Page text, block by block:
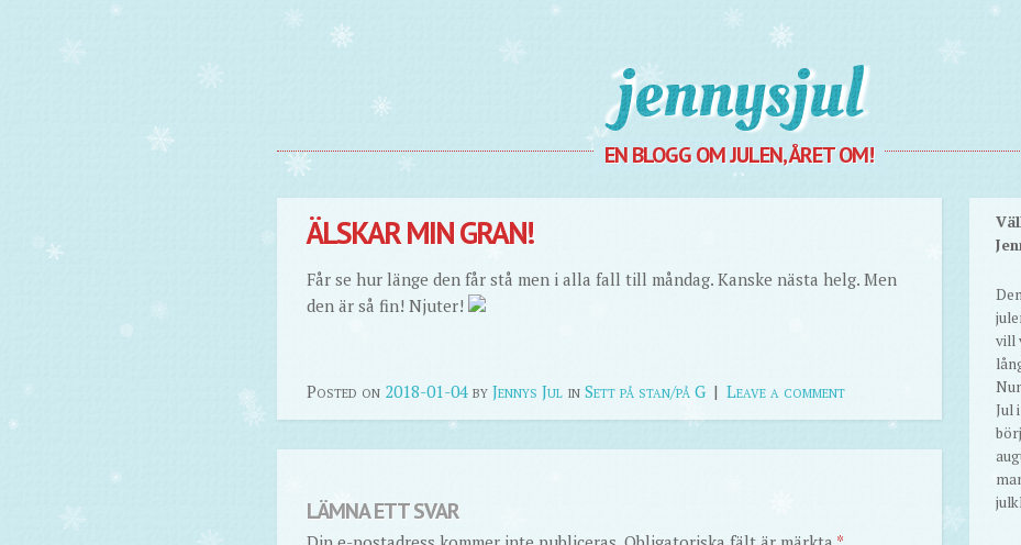
Jennysjul
EN BLOGG OM JULEN, ÅRET OM!
ÄLSKAR MIN GRAN!
Får se hur länge den får stå men i alla fall till måndag. Kanske nästa helg. Men
den är så fin! Njuter!
Posted on 2018-01-04 by Jennys Jul in Sett på stan/på G | Leave a comment
LÄMNA ETT SVAR
vill
Jul